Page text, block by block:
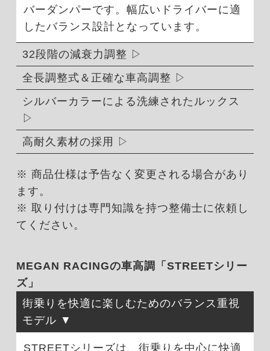
バーダンパーです。幅広いドライバーに適
したバランス設計となっています。
32段階の減衰力調整
全長調整式＆正確な車高調整
シルバーカラーによる洗練されたルックス
高耐久素材の採用
※ 商品仕様は予告なく変更される場合があり
ます。
※ 取り付けは専門知識を持つ整備士に依頼し
てください。
MEGAN RACINGの車高調「STREETシリー
ズ」
街乗りを快適に楽しむためのバランス重視
モデル
STREETシリーズは、街乗りを中心に快適